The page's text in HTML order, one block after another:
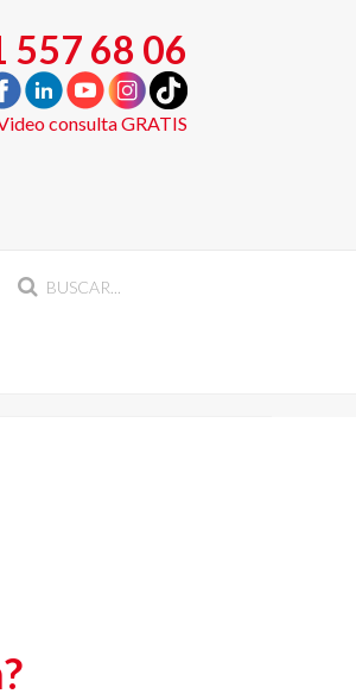
557 68 06
consulta GRATIS